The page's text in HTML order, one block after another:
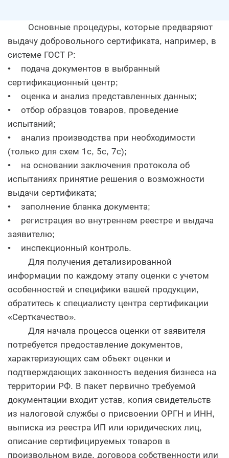
Основные процедуры, которые предваряют
выдачу добровольного сертификата, например, в
системе ГОСТ Р:
• подача документов в выбранный
сертификационный центр;
• оценка и анализ представленных данных;
• отбор образцов товаров, проведение
испытаний;
• анализ производства при необходимости
(только для схем 1с, 5с, 7с);
• на основании заключения протокола об
испытаниях принятие решения о возможности
выдачи сертификата;
• заполнение бланка документа;
• регистрация во внутреннем реестре и выдача
заявителю;
• инспекционный контроль.
Для получения детализированной
информации по каждому этапу оценки с учетом
особенностей и специфики вашей продукции,
обратитесь к специалисту центра сертификации
«Серткачество».
Для начала процесса оценки от заявителя
потребуется предоставление документов,
характеризующих сам объект оценки и
подтверждающих законность ведения бизнеса на
территории РФ. В пакет первично требуемой
документации входит устав, копия свидетельств
из налоговой службы о присвоении ОРГН и ИНН,
выписка из реестра ИП или юридических лиц,
описание сертифицируемых товаров в
произвольном виде, договора собственности или